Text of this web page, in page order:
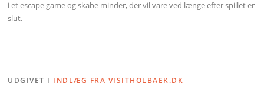
i et escape game og skabe minder, der vil vare ved længe efter spillet er
slut.
UDGIVET I INDLÆG FRA VISITHOLBAEK.DK